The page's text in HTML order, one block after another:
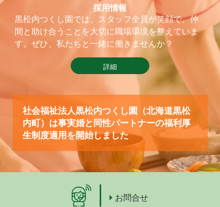
採用情報
黒松内つくし園では、スタッフ全員が笑顔で、仲
間と助け合うことを大切に職場環境を整えていま
す。ぜひ、私たちと一緒に働きませんか？
詳細
社会福祉法人黒松内つくし園（北海道黒松
内町）は事実婚と同性パートナーの福利厚
生制度適用を開始しました
お問合せ